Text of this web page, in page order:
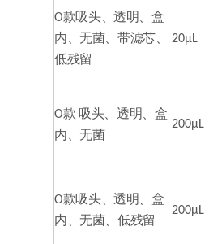
O款吸头、透明、盒
内、无菌、带滤芯、
低残留
20μL
O款 吸头、透明、盒
内、无菌
200μL
O款吸头、透明、盒
内、无菌、低残留
200μL